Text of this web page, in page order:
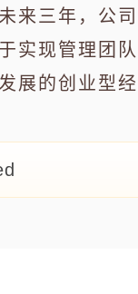
来三年，公
实现管理团
展的创业型